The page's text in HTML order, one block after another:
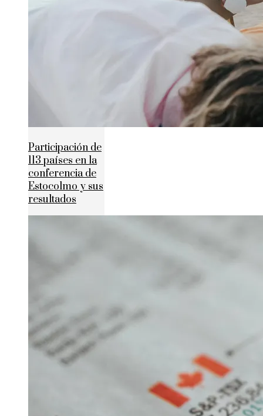
Participación de
113 países en la
conferencia de
Estocolmo y sus
resultados